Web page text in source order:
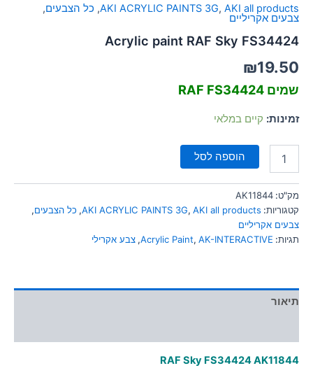
AKI ACRYLIC PAINTS 3G, AKI all products
, כל הצבעים,
צבעים אקריליים
Acrylic paint RAF Sky FS34424
₪19.50
שמים RAF FS34424
זמינות: קיים במלאי
הוספה לסל
מק"ט: AK11844
קטגוריות:
AKI ACRYLIC PAINTS 3G, AKI all products
, כל הצבעים,
צבעים אקריליים
תגיות:
Acrylic Paint, AK-INTERACTIVE
, צבע אקרילי
תיאור
RAF Sky FS34424 AK11844